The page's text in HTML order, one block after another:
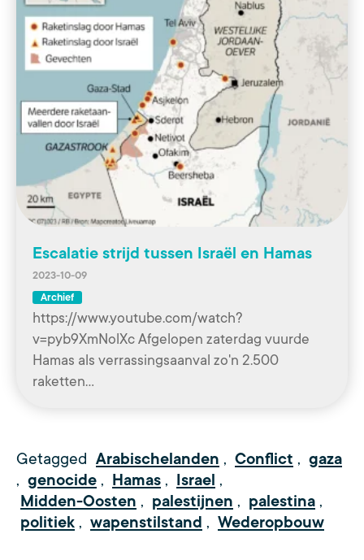
Escalatie strijd tussen Israël en Hamas
2023-10-09
Archief
https://www.youtube.com/watch?
v=pyb9XmNolXc Afgelopen zaterdag vuurde
Hamas als verrassingsaanval zo'n 2.500
raketten…
Getagged Arabischelanden , Conflict , gaza
, genocide , Hamas , Israel ,
Midden-Oosten , palestijnen , palestina ,
politiek , wapenstilstand , Wederopbouw